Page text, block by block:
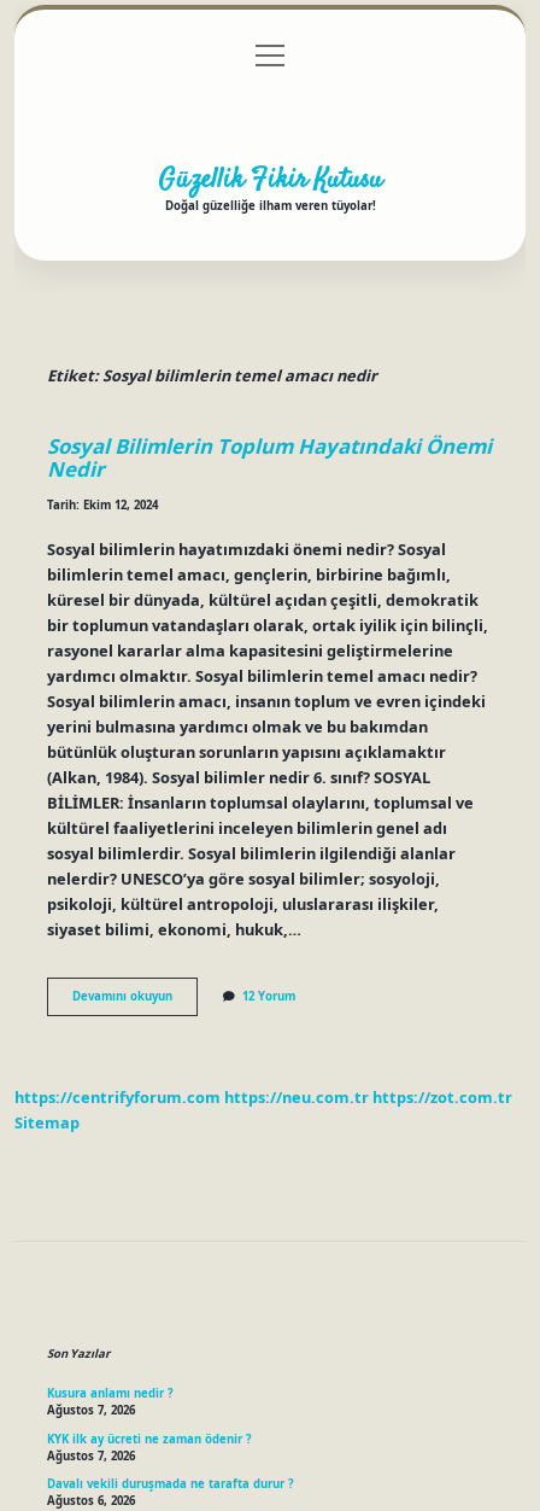
Gizlilik Politikası
menüyü
aç
Güzellik Fikir Kutusu
Doğal güzelliğe ilham veren tüyolar!
Etiket:Sosyal bilimlerin temel amacı nedir
Sosyal Bilimlerin Toplum Hayatındaki Önemi
Nedir
Tarih: Ekim 12, 2024
Sosyal bilimlerin hayatımızdaki önemi nedir? Sosyal
bilimlerin temel amacı, gençlerin, birbirine bağımlı,
küresel bir dünyada, kültürel açıdan çeşitli, demokratik
bir toplumun vatandaşları olarak, ortak iyilik için bilinçli,
rasyonel kararlar alma kapasitesini geliştirmelerine
yardımcı olmaktır. Sosyal bilimlerin temel amacı nedir?
Sosyal bilimlerin amacı, insanın toplum ve evren içindeki
yerini bulmasına yardımcı olmak ve bu bakımdan
bütünlük oluşturan sorunların yapısını açıklamaktır
(Alkan, 1984). Sosyal bilimler nedir 6. sınıf? SOSYAL
BİLİMLER: İnsanların toplumsal olaylarını, toplumsal ve
kültürel faaliyetlerini inceleyen bilimlerin genel adı
sosyal bilimlerdir. Sosyal bilimlerin ilgilendiği alanlar
nelerdir? UNESCO’ya göre sosyal bilimler; sosyoloji,
psikoloji, kültürel antropoloji, uluslararası ilişkiler,
siyaset bilimi, ekonomi, hukuk,…
Devamını okuyunSosyal
Bilimlerin
12 Yorum
https://centrifyforum.com https://neu.com.tr https://zot.com.tr
Sitemap
Son Yazılar
Kusura anlamı nedir ?
Ağustos 7, 2026
KYK ilk ay ücreti ne zaman ödenir ?
Ağustos 7, 2026
Davalı vekili duruşmada ne tarafta durur ?
Ağustos 6, 2026